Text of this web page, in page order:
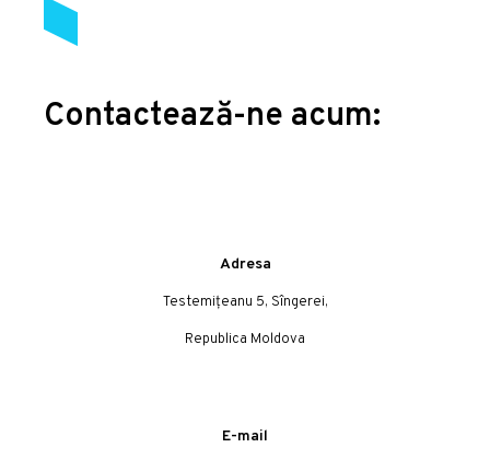
Contactează-ne acum:
Adresa
Testemițeanu 5, Sîngerei,
Republica Moldova
E-mail